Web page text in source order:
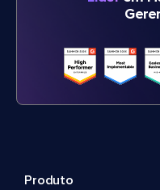
Produto